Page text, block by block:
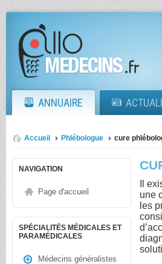
ANNUAIRE
Accueil Phlébologue cure
NAVIGATION
Page d'accueil
SPÉCIALITÉS MÉDICALES ET
PARAMÉDICALES
Médecins généralistes
Il
une
les